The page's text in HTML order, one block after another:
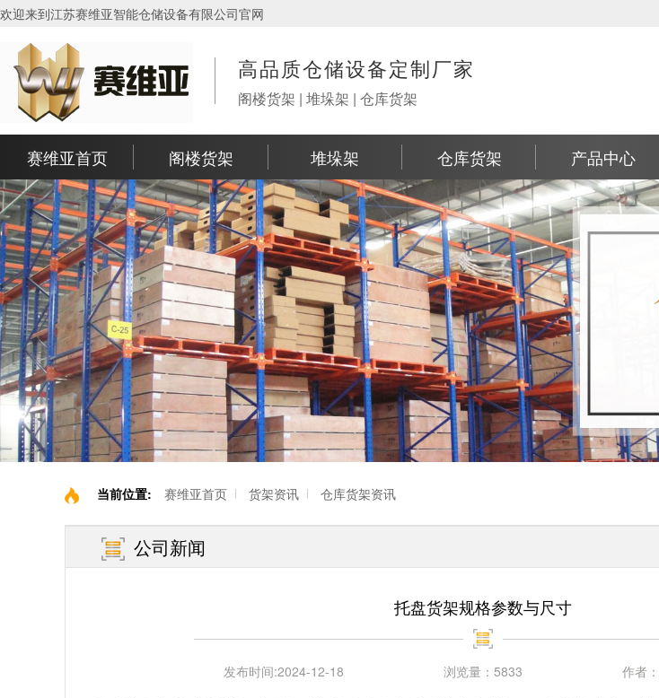
欢迎来到江苏赛维亚智能仓储设备有限公司官网
高品质仓储设备定制厂家
阁楼货架 | 堆垛架 | 仓库货架
赛维亚首页 阁楼货架 堆垛架 仓库货架 产品中心
当前位置: 赛维亚首页 货架资讯 仓库货架资讯
公司新闻
托盘货架规格参数与尺寸
发布时间:2024-12-18 浏览量： 5833 作者：